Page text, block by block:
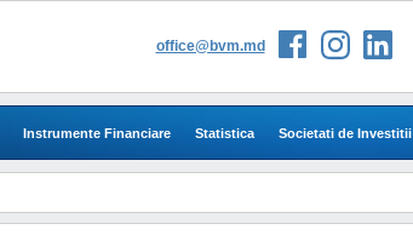
office@bvm.md
Instrumente Financiare Statistica Societati de Investitii